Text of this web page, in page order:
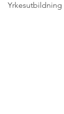
Yrkesutbildning